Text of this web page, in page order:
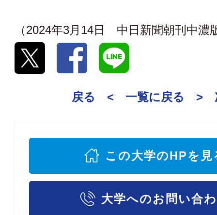
（2024年3月14日 中日新聞朝刊中濃
戻る < 一覧に戻る >
この大学のHPを見
大学へのお問い合